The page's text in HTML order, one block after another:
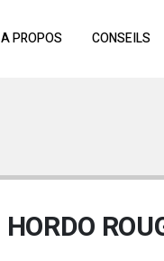
A PROPOS CONSEILS
HORDO